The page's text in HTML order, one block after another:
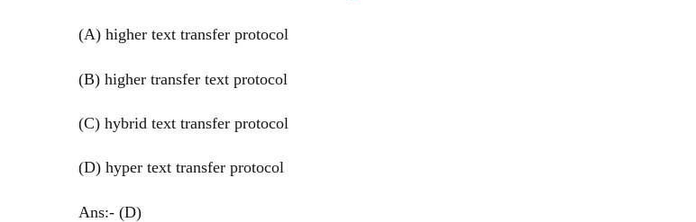
(A) higher text transfer protocol
(B) higher transfer text protocol
(C) hybrid text transfer protocol
(D) hyper text transfer protocol
Ans:- (D)